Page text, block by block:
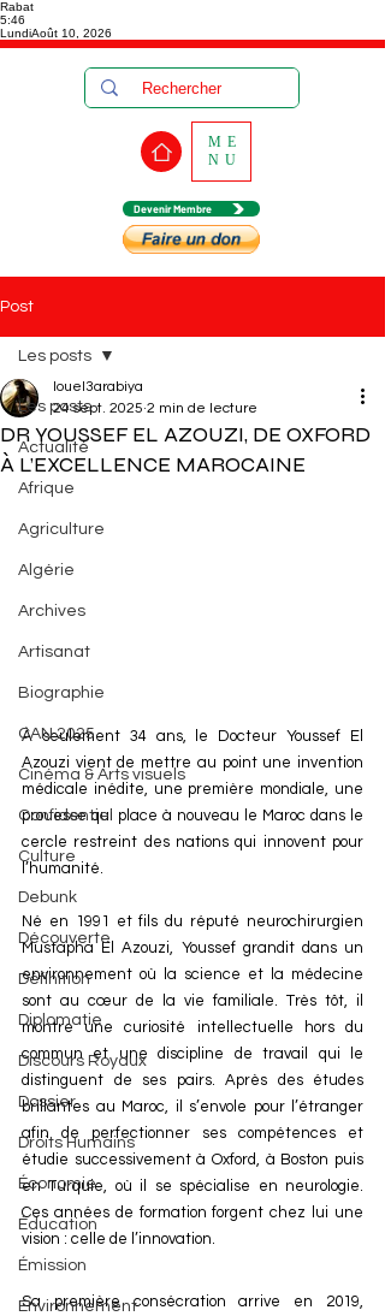
Rabat
5:46
LundiAoût 10, 2026
Devenir Membre
ME
NU
Post
Les posts
Actualité
Afrique
Agriculture
Algérie
Archives
Artisanat
Biographie
CAN 2025
Cinéma & Arts visuels
Confidentiel
Culture
Debunk
Découverte
Définition
Diplomatie
Discours Royaux
Dossier
Droits Humains
Économie
Éducation
Émission
Environnement
Les posts
DR YOUSSEF EL AZOUZI, DE OXFORD
À L’EXCELLENCE MAROCAINE
louel3arabiya
24 sept. 2025 2 min de lecture
À seulement 34 ans, le Docteur Youssef El
Azouzi vient de mettre au point une invention
médicale inédite, une première mondiale, une
prouesse qui place à nouveau le Maroc dans le
cercle restreint des nations qui innovent pour
l’humanité.
Né en 1991 et fils du réputé neurochirurgien
Mustapha El Azouzi, Youssef grandit dans un
environnement où la science et la médecine
sont au cœur de la vie familiale. Très tôt, il
montre une curiosité intellectuelle hors du
commun et une discipline de travail qui le
distinguent de ses pairs. Après des études
brillantes au Maroc, il s’envole pour l’étranger
afin de perfectionner ses compétences et
étudie successivement à Oxford, à Boston puis
en Turquie, où il se spécialise en neurologie.
Ces années de formation forgent chez lui une
vision : celle de l’innovation.
Sa première consécration arrive en 2019,